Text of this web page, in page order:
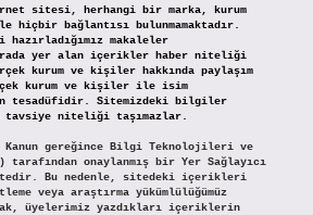
sitesi, herhangi bir marka, kurum
hiçbir bağlantısı bulunmamaktadır.
makaleler
yer alan içerikler haber niteliği
kurum ve kişiler hakkında paylaşım
kurum ve kişiler ile isim
tesadüfidir. Sitemizdeki bilgiler
tavsiye niteliği taşımazlar.
Kanun gereğince Bilgi Teknolojileri ve
tarafından onaylanmış bir Yer Sağlayıcı
Bu nedenle, sitedeki içerikleri
veya araştırma yükümlülüğümüz
üyelerimiz yazdıkları içeriklerin